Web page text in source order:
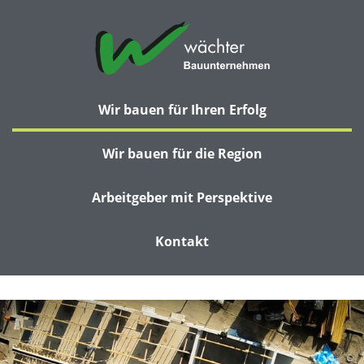
Wir bauen für Ihren Erfolg
Wir bauen für die Region
Arbeitgeber mit Perspektive
Kontakt